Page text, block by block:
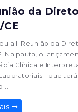
da
CE
a II Reunião da
Na pauta, o
Clínica e
- que